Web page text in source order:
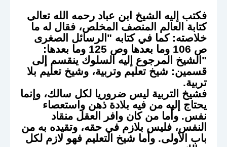
فكتب إليه الشيخ ابن عباد رحمه الله تعالى
كتابة العالم المنصف المخلص، فقال له ما
خلاصته: كما في كتابه "الرسائل الصغرى
ص 106 وما بعدها وص 125 وما بعدها:
"الشيخ المرجوع إليه السلوك ينقسم إلى
قسمين: شيخ تعليم وتربية، وشيخ تعليم بلا
تربية.
فشيخ التربية ليس ضروريا لكل سالك، وإنما
يحتاج إليه من فيه بلادة ذهن واستعصاء
نفس. وأما من كان وافر العقل منقاد
النفس، فليس بلازم في حقه، وتقيده به من
باب الأولى. وأما شيخ التعليم فهو لازم لكل